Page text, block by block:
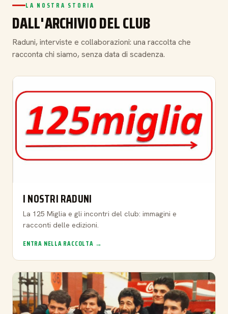
LA NOSTRA STORIA
DALL'ARCHIVIO DEL CLUB
Raduni, interviste e collaborazioni: una raccolta che
racconta chi siamo, senza data di scadenza.
I NOSTRI RADUNI
La 125 Miglia e gli incontri del club: immagini e
racconti delle edizioni.
ENTRA NELLA RACCOLTA →